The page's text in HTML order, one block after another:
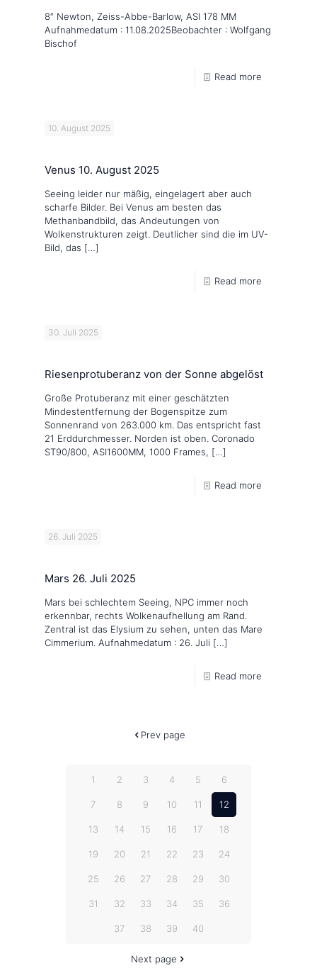
8″ Newton, Zeiss-Abbe-Barlow, ASI 178 MM
Aufnahmedatum : 11.08.2025Beobachter : Wolfgang
Bischof
Read more
10. August 2025
Venus 10. August 2025
Seeing leider nur mäßig, eingelagert aber auch
scharfe Bilder. Bei Venus am besten das
Methanbandbild, das Andeutungen von
Wolkenstrukturen zeigt. Deutlicher sind die im UV-
Bild, das […]
Read more
30. Juli 2025
Riesenprotuberanz von der Sonne abgelöst
Große Protuberanz mit einer geschätzten
Mindestentfernung der Bogenspitze zum
Sonnenrand von 263.000 km. Das entspricht fast
21 Erddurchmesser. Norden ist oben. Coronado
ST90/800, ASI1600MM, 1000 Frames, […]
Read more
26. Juli 2025
Mars 26. Juli 2025
Mars bei schlechtem Seeing, NPC immer noch
erkennbar, rechts Wolkenaufhellung am Rand.
Zentral ist das Elysium zu sehen, unten das Mare
Cimmerium. Aufnahmedatum : 26. Juli […]
Read more
Prev page
1 2 3 4 5 6
7 8 9 10 11 12
13 14 15 16 17 18
19 20 21 22 23 24
25 26 27 28 29 30
31 32 33 34 35 36
37 38 39 40
Next page